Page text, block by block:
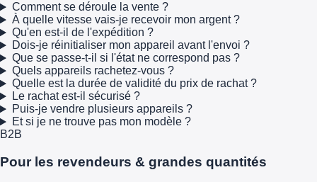
Comment se déroule la vente ?
À quelle vitesse vais-je recevoir mon argent ?
Qu'en est-il de l'expédition ?
Dois-je réinitialiser mon appareil avant l'envoi ?
Que se passe-t-il si l'état ne correspond pas ?
Quels appareils rachetez-vous ?
Quelle est la durée de validité du prix de rachat ?
Le rachat est-il sécurisé ?
Puis-je vendre plusieurs appareils ?
Et si je ne trouve pas mon modèle ?
B2B
Pour les revendeurs & grandes quantités